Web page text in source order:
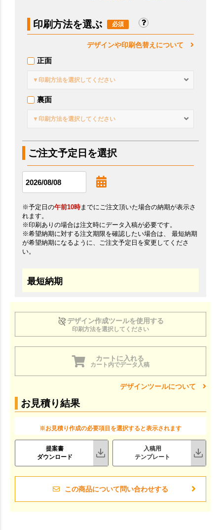
印刷方法を選ぶ
デザインや印刷色替えについて
正面
▼印刷方法を選択してください
裏面
▼印刷方法を選択してください
ご注文予定日を選択
※予定日の午前10時までにご注文頂いた場合の納期が表示さ
れます。
※印刷ありの場合は注文時にデータ入稿が必要です。
※希望納期に対する注文期限を確認したい場合は、 最短納期
が希望納期になるように、ご注文予定日を変更してくださ
い。
最短納期
デザイン作成ツールを使用する
印刷方法を選択してください
カートに入れる
カート内でデータ入稿
デザインツールについて
お見積り結果
※お見積り作成の必要項目を選択すると表示されます
提案書
ダウンロード
入稿用
テンプレート
この商品について問い合わせする